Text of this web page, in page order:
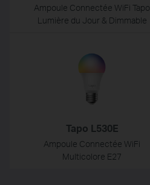
Ampoule Connectée WiFi Tapo
Lumière du Jour & Dimmable
Tapo L530E
Ampoule Connectée WiFi
Multicolore E27